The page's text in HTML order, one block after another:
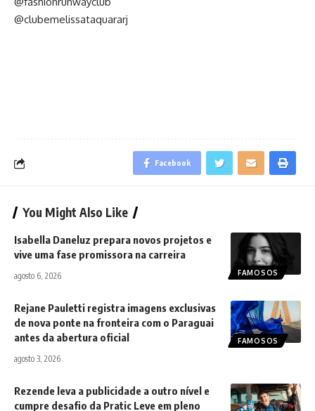
@clubemelissataquararj
Facebook
You Might Also Like
FAMOSOS
Isabella Daneluz prepara novos projetos e
vive uma fase promissora na carreira
agosto 6, 2026
FAMOSOS
Rejane Pauletti registra imagens exclusivas
de nova ponte na fronteira com o Paraguai
antes da abertura oficial
agosto 3, 2026
Rezende leva a publicidade a outro nível e
cumpre desafio da Pratic Leve em pleno